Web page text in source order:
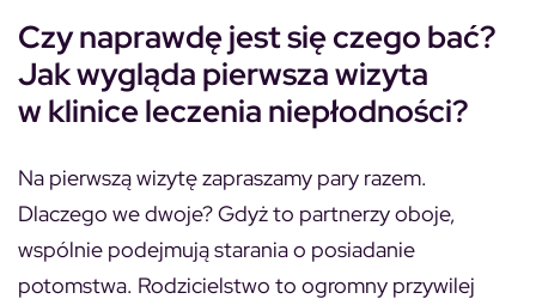
Czy naprawdę jest się czego bać?
Jak wygląda pierwsza wizyta
w klinice leczenia niepłodności?
Na pierwszą wizytę zapraszamy pary razem.
Dlaczego we dwoje? Gdyż to partnerzy oboje,
wspólnie podejmują starania o posiadanie
potomstwa. Rodzicielstwo to ogromny przywilej